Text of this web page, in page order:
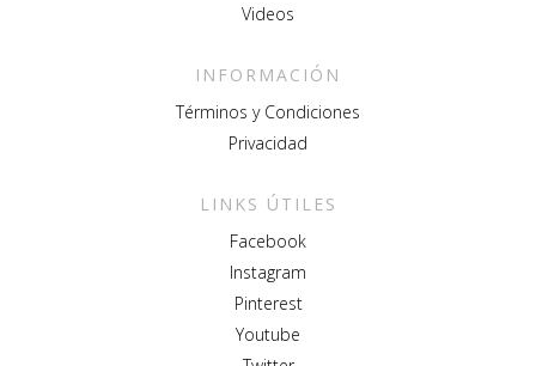
Videos
INFORMACIÓN
Términos y Condiciones
Privacidad
LINKS ÚTILES
Facebook
Instagram
Pinterest
Youtube